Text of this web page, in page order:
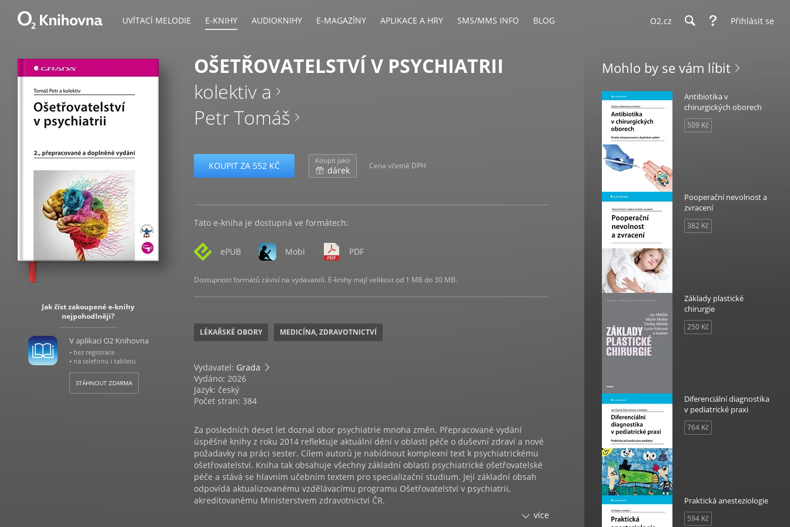
UVÍTACÍ MELODIE E-KNIHY AUDIOKNIHY E-MAGAZÍNY APLIKACE A HRY SMS/MMS INFO BLOG O2.cz Přihlásit se
Jak číst zakoupené e-knihy
nejpohodlněji?
V aplikaci O2 Knihovna
• bez registrace
• na telefonu i tabletu
STÁHNOUT ZDARMA
OŠETŘOVATELSTVÍ V PSYCHIATRII
kolektiv a
Petr Tomáš
KOUPIT ZA 552 KČ Koupit jako
dárek Cena včetně DPH
Tato e-kniha je dostupná ve formátech:
ePUB Mobi PDF
Dostupnost formátů závisí na vydavateli. E-knihy mají velikost od 1 MB do 30 MB.
LÉKAŘSKÉ OBORY MEDICÍNA, ZDRAVOTNICTVÍ
Vydavatel: Grada
Vydáno: 2026
Jazyk: český
Počet stran: 384
Za posledních deset let doznal obor psychiatrie mnoha změn. Přepracované vydání
úspěšné knihy z roku 2014 reflektuje aktuální dění v oblasti péče o duševní zdraví a nové
požadavky na práci sester. Cílem autorů je nabídnout komplexní text k psychiatrickému
ošetřovatelství. Kniha tak obsahuje všechny základní oblasti psychiatrické ošetřovatelské
péče a stává se hlavním učebním textem pro specializační studium. Její základní obsah
odpovídá aktualizovanému vzdělávacímu programu Ošetřovatelství v psychiatrii,
akreditovanému Ministerstvem zdravotnictví ČR.
více
Mohlo by se vám líbit
Antibiotika v
chirurgických oborech
509 Kč
Pooperační nevolnost a
zvracení
382 Kč
Základy plastické
chirurgie
250 Kč
Diferenciální diagnostika
v pediatrické praxi
764 Kč
Praktická anesteziologie
594 Kč